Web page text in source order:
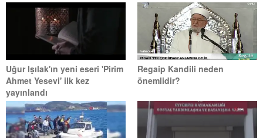
Uğur Işılak'ın yeni eseri 'Pirim
Ahmet Yesevi' ilk kez
yayınlandı
Regaip Kandili neden
önemlidir?